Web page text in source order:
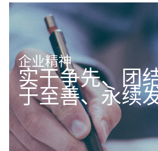
企业精神
实干争先、团
于至善、永续